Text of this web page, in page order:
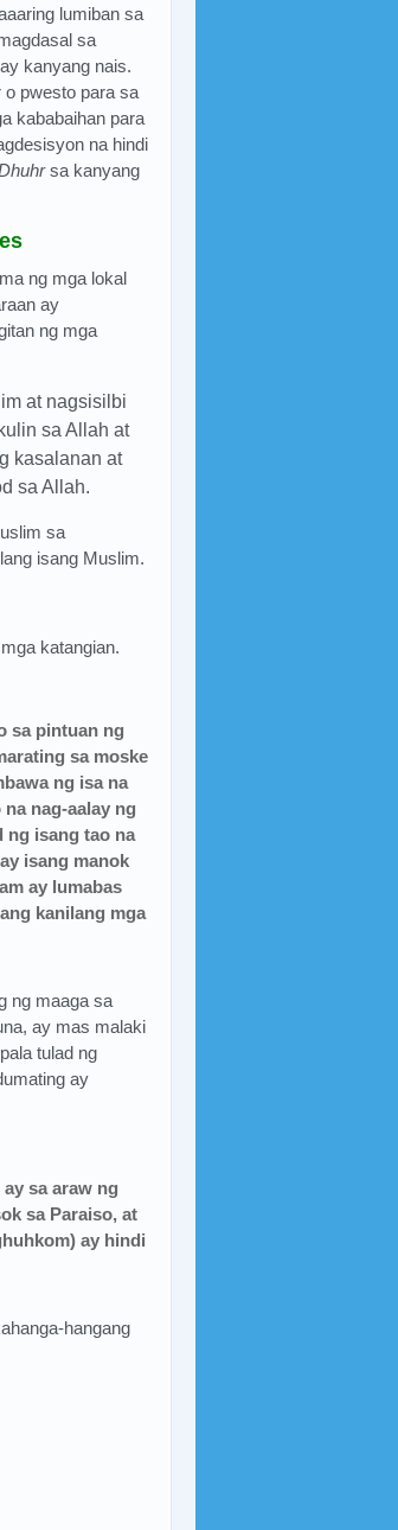
lumiban sa
sa
kanyang nais.
pwesto para sa
kababaihan para
na hindi
sa kanyang
ng mga lokal
ay
ng mga
at nagsisilbi
sa Allah at
kasalanan at
sa Allah.
sa
isang Muslim.
katangian.
sa pintuan ng
sa moske
ng isa na
nag-aalay ng
ng isang tao na
isang manok
ay lumabas
kanilang mga
ng maaga sa
ay mas malaki
tulad ng
ay
sa araw ng
sa Paraiso, at
ay hindi
hangang